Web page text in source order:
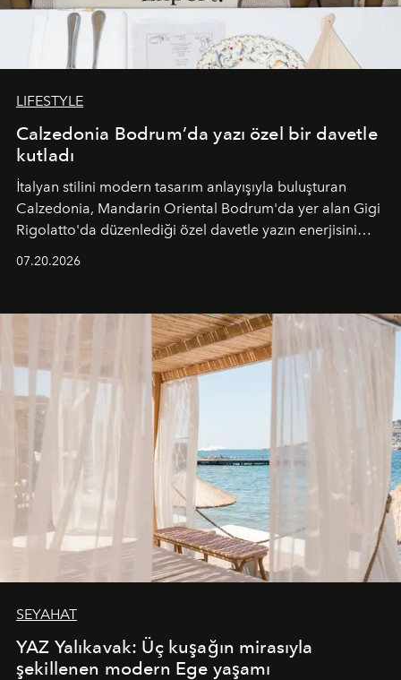
LIFESTYLE
Calzedonia Bodrum’da yazı özel bir davetle
kutladı
İtalyan stilini modern tasarım anlayışıyla buluşturan
Calzedonia, Mandarin Oriental Bodrum'da yer alan Gigi
Rigolatto'da düzenlediği özel davetle yazın enerjisini
07.20.2026
SEYAHAT
YAZ Yalıkavak: Üç kuşağın mirasıyla
şekillenen modern Ege yaşamı